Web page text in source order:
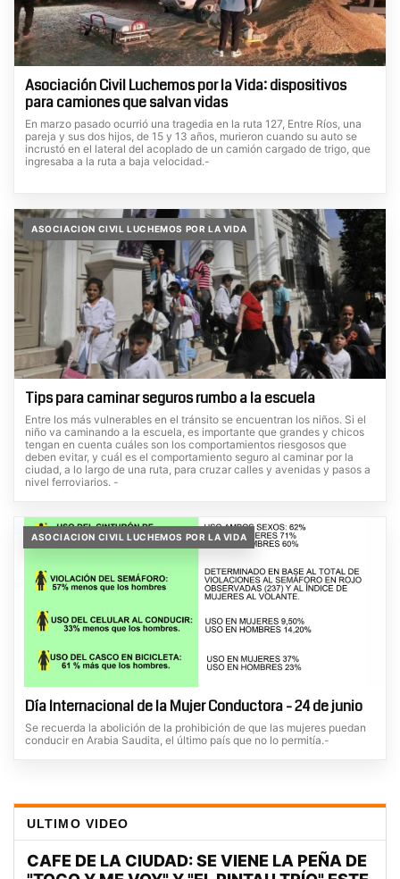
Asociación Civil Luchemos por la Vida: dispositivos
para camiones que salvan vidas
En marzo pasado ocurrió una tragedia en la ruta 127, Entre Ríos, una
pareja y sus dos hijos, de 15 y 13 años, murieron cuando su auto se
incrustó en el lateral del acoplado de un camión cargado de trigo, que
ingresaba a la ruta a baja velocidad.-
ASOCIACION CIVIL LUCHEMOS POR LA VIDA
Tips para caminar seguros rumbo a la escuela
Entre los más vulnerables en el tránsito se encuentran los niños. Si el
niño va caminando a la escuela, es importante que grandes y chicos
tengan en cuenta cuáles son los comportamientos riesgosos que
deben evitar, y cuál es el comportamiento seguro al caminar por la
ciudad, a lo largo de una ruta, para cruzar calles y avenidas y pasos a
nivel ferroviarios. -
ASOCIACION CIVIL LUCHEMOS POR LA VIDA
Día Internacional de la Mujer Conductora - 24 de junio
Se recuerda la abolición de la prohibición de que las mujeres puedan
conducir en Arabia Saudita, el último país que no lo permitía.-
ULTIMO VIDEO